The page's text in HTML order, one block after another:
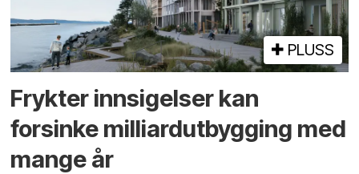
PLUSS
Frykter innsigelser kan
forsinke milliard­utbygging med
mange år